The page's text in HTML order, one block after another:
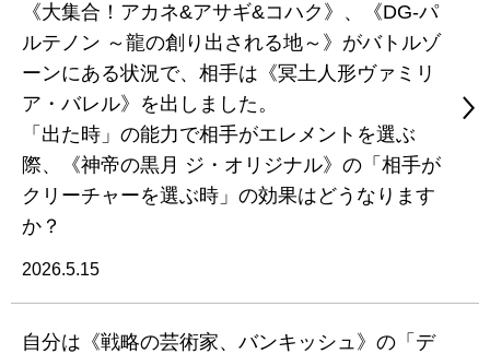
《大集合！アカネ&アサギ&コハク》、《DG-パ
ルテノン ～龍の創り出される地～》がバトルゾ
ーンにある状況で、相手は《冥土人形ヴァミリ
ア・バレル》を出しました。
「出た時」の能力で相手がエレメントを選ぶ
際、《神帝の黒月 ジ・オリジナル》の「相手が
クリーチャーを選ぶ時」の効果はどうなります
か？
2026.5.15
自分は《戦略の芸術家、バンキッシュ》の「デ